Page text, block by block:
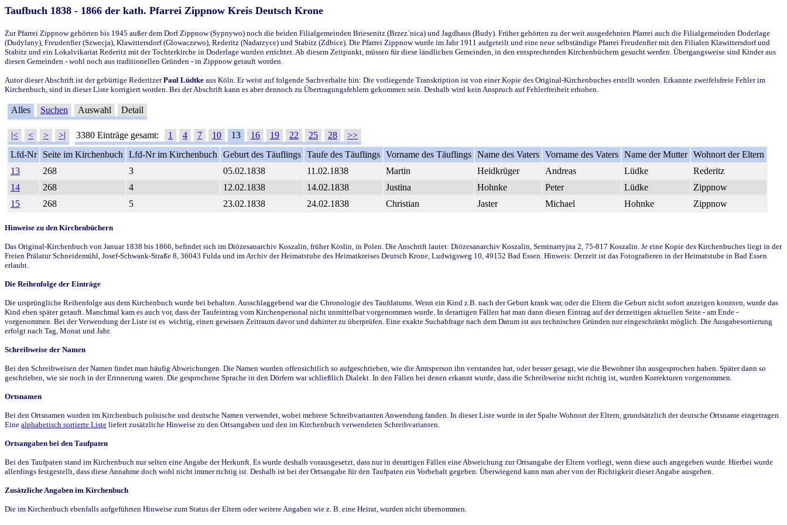
Taufbuch 1838 - 1866 der kath. Pfarrei Zippnow Kreis Deutsch Krone
Zur Pfarrei Zippnow gehörten bis 1945 außer dem Dorf Zippnow (Sypnywo) noch die beiden Filialgemeinden Briesenitz (Brzez`nica) und Jagdhaus (Budy). Früher gehörten zu der weit ausgedehnten Pfarrei auch die Filialgemeinden Doderlage
(Dudylany), Freudenfier (Szwecja), Klawittersdorf (Glowaczewo), Rederitz (Nadarzyce) und Stabitz (Zdbice). Die Pfarrei Zippnow wurde im Jahr 1911 aufgeteilt und eine neue selbständige Pfarrei Freudenfier mit den Filialen Klawittersdorf und
Stabitz und ein Lokalvikariat Rederitz mit der Tochterkirche in Doderlage wurden errichtet. Ab diesem Zeitpunkt, müssen für diese ländlichen Gemeinden, in den entsprechenden Kirchenbüchern gesucht werden. Übergangsweise sind Kinder aus
diesen Gemeinden - wohl noch aus traditionellen Gründen - in Zippnow getauft worden.
Autor dieser Abschrift ist der gebürtige RederitzerPaul Lüdtke aus Köln. Er weist auf folgende Sachverhalte hin: Die vorliegende Transkription ist von einer Kopie des Original-Kirchenbuches erstellt worden. Erkannte zweifelsfreie Fehler im
Kirchenbuch, sind in dieser Liste korrigiert worden. Bei der Abschrift kann es aber dennoch zu Übertragungsfehlern gekommen sein. Deshalb wird kein Anspruch auf Fehlerfreiheit erhoben.
Alles Suchen Auswahl Detail
|< < > >| 3380 Einträge gesamt: 1 4 7 10 13 16 19 22 25 28
>>
Lfd-Nr
Seite im Kirchenbuch Lfd-Nr im Kirchenbuch Geburt des Täuflings Taufe des Täuflings Vorname des Täuflings Name des Vaters Vorname des Vaters Name der Mutter Wohnort der Eltern
13
268 3 05.02.1838 11.02.1838 Martin Heidkrüger Andreas Lüdke
Rederitz
14
268 4 12.02.1838 14.02.1838 Justina Hohnke Peter Lüdke
Zippnow
15
268 5 23.02.1838 24.02.1838 Christian Jaster Michael Hohnke Zippnow
Hinweise zu den Kirchenbüchern
Das Original-Kirchenbuch von Januar 1838 bis 1866, befindet sich im Diözesanarchiv Koszalin, früher Köslin, in Polen. Die Anschrift lautet: Diözesanarchiv Koszalin, Seminarryjna 2, 75-817 Koszalin. Je eine Kopie des Kirchenbuches liegt in der
Freien Prälatur Schneidemühl, Josef-Schwank-Straße 8, 36043 Fulda und im Archiv der Heimatstube des Heimatkreises Deutsch Krone, Ludwigsweg 10, 49152 Bad Essen. Hinweis: Derzeit ist das Fotografieren in der Heimatstube in Bad Essen
erlaubt.
Die Reihenfolge der Einträge
Die ursprüngliche Reihenfolge aus dem Kirchenbuch wurde bei behalten. Ausschlaggebend war die Chronologie des Taufdatums. Wenn ein Kind z.B. nach der Geburt krank war, oder die Eltern die Geburt nicht sofort anzeigen konnten, wurde das
Kind eben später getauft. Manchmal kam es auch vor, dass der Taufeintrag vom Kirchenpersonal nicht unmittelbar vorgenommen wurde. In derartigen Fällen hat man dann diesen Eintrag auf der derzeitigen aktuellen Seite - am Ende -
vorgenommen. Bei der Verwendung der Liste ist es wichtig, einen gewissen Zeitraum davor und dahinter zu überprüfen. Eine exakte Suchabfrage nach dem Datum ist aus technischen Gründen nur eingeschränkt möglich. Die Ausgabesortierung
erfolgt nach Tag, Monat und Jahr.
Schreibweise der Namen
Bei den Schreibweisen der Namen findet man häufig Abweichungen. Die Namen wurden offensichtlich so aufgeschrieben, wie die Amtsperson ihn verstanden hat, oder besser gesagt, wie die Bewohner ihn ausgesprochen haben. Später dann so
geschrieben, wie sie noch in der Erinnerung waren. Die gesprochene Sprache in den Dörfern war schließlich Dialekt. In den Fällen bei denen erkannt wurde, dass die Schreibweise nicht richtig ist, wurden Korrekturen vorgenommen.
Ortsnamen
Bei den Ortsnamen wurden im Kirchenbuch polnische und deutsche Namen verwendet, wobei mehrere Schreibvarianten Anwendung fanden. In dieser Liste wurde in der Spalte Wohnort der Eltern, grundsätzlich der deutsche Ortsname eingetragen.
Eine alphabetisch sortierte Liste liefert zusätzliche Hinweise zu den Ortsangaben und den im Kirchenbuch verwendeten Schreibvarianten.
Ortsangaben bei den Taufpaten
Bei den Taufpaten stand im Kirchenbuch nur selten eine Angabe der Herkunft. Es wurde deshalb vorausgesetzt, dass nur in derartigen Fällen eine Abweichung zur Ortsangabe der Eltern vorliegt, wenn diese auch angegeben wurde. Hierbei wurde
allerdings festgestellt, dass diese Annahme doch wohl nicht immer richtig ist. Deshalb ist bei der Ortsangabe für den Taufpaten ein Vorbehalt gegeben. Überwiegend kann man aber von der Richtigkeit dieser Angabe ausgehen.
Zusätzliche Angaben im Kirchenbuch
Die im Kirchenbuch ebenfalls aufgeführten Hinweise zum Status der Eltern oder weitere Angaben wie z. B. eine Heirat, wurden nicht übernommen.